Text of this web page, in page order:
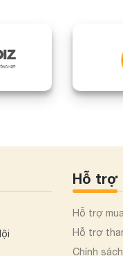
Hỗ trợ
Hỗ trợ
Hỗ trợ
Chính